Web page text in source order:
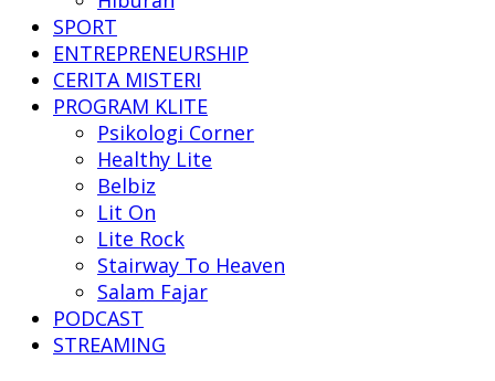
SPORT
ENTREPRENEURSHIP
CERITA MISTERI
PROGRAM KLITE
Psikologi Corner
Healthy Lite
Belbiz
Lit On
Lite Rock
Stairway To Heaven
Salam Fajar
PODCAST
STREAMING